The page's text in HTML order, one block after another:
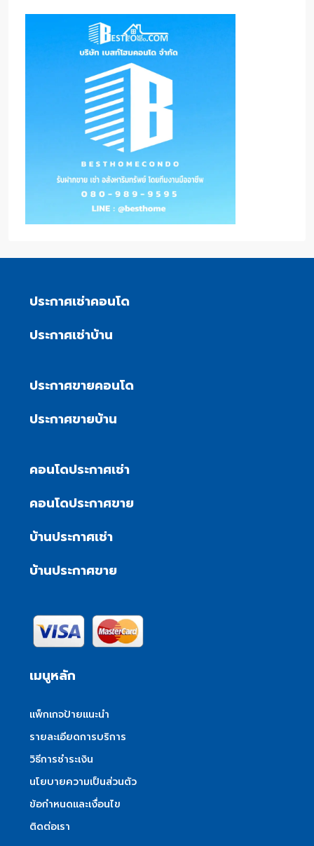
ประกาศเช่าคอนโด
ประกาศเช่าบ้าน
ประกาศขายคอนโด
ประกาศขายบ้าน
คอนโดประกาศเช่า
คอนโดประกาศขาย
บ้านประกาศเช่า
บ้านประกาศขาย
เมนูหลัก
แพ็กเกจป้ายแนะนำ
รายละเอียดการบริการ
วิธีการชำระเงิน
นโยบายความเป็นส่วนตัว
ข้อกำหนดและเงื่อนไข
ติดต่อเรา